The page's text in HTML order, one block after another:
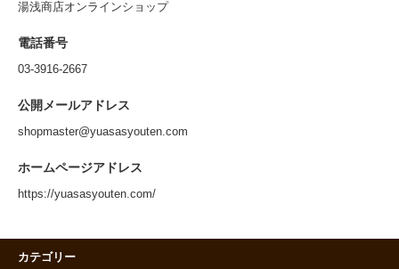
湯浅商店オンラインショップ
電話番号
03-3916-2667
公開メールアドレス
shopmaster@yuasasyouten.com
ホームページアドレス
https://yuasasyouten.com/
カテゴリー